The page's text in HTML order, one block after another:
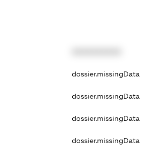
dossier.missingData
dossier.missingData
dossier.missingData
dossier.missingData